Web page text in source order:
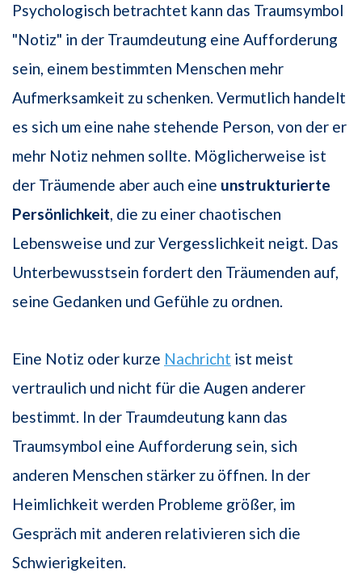
Psychologisch betrachtet kann das Traumsymbol
"Notiz" in der Traumdeutung eine Aufforderung
sein, einem bestimmten Menschen mehr
Aufmerksamkeit zu schenken. Vermutlich handelt
es sich um eine nahe stehende Person, von der er
mehr Notiz nehmen sollte. Möglicherweise ist
der Träumende aber auch eine unstrukturierte
Persönlichkeit, die zu einer chaotischen
Lebensweise und zur Vergesslichkeit neigt. Das
Unterbewusstsein fordert den Träumenden auf,
seine Gedanken und Gefühle zu ordnen.
Eine Notiz oder kurze Nachricht ist meist
vertraulich und nicht für die Augen anderer
bestimmt. In der Traumdeutung kann das
Traumsymbol eine Aufforderung sein, sich
anderen Menschen stärker zu öffnen. In der
Heimlichkeit werden Probleme größer, im
Gespräch mit anderen relativieren sich die
Schwierigkeiten.